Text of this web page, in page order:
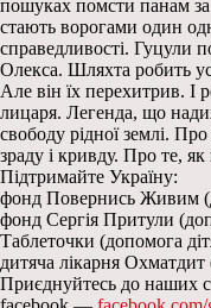
пошуках помсти панам за
стають ворогами один
справедливості. Гуцули
Олекса. Шляхта робить
Але він їх перехитрив. І
лицаря. Легенда, що
свободу рідної землі.
зраду і кривду. Про те,
Підтримайте Україну:
фонд Повернись Живим
фонд Сергія Притули
Таблеточки (допомога
дитяча лікарня
Приєднуйтесь до наших